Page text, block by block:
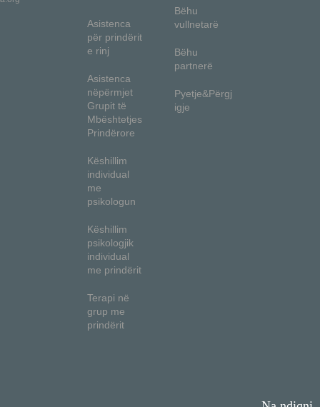
Asistenca
për prindërit
e rinj
Asistenca
nëpërmjet
Grupit të
Mbështetjes
Prindërore
Këshillim
individual
me
psikologun
Këshillim
psikologjik
individual
me prindërit
Terapi në
grup me
prindërit
Bëhu
vullnetarë
Bëhu
partnerë
Pyetje&Përgj
igje